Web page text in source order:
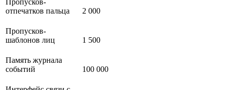
отпечатков пальца
2 000
Пропусков-
шаблонов лиц
1 500
Память журнала
событий
100 000